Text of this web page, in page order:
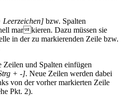
Leerzeichen]bzw. Spalten
markieren. Dazu müssen sie
in der zu markierenden Zeile bzw.
Zeilen und Spalten einfügen
+ -]. Neue Zeilen werden dabei
von der vorher markierten Zeile
Pkt. 2).